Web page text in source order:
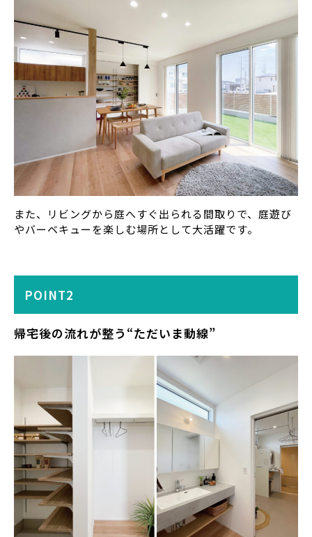
また、リビングから庭へすぐ出られる間取りで、庭遊び
やバーベキューを楽しむ場所として大活躍です。
POINT2
帰宅後の流れが整う“ただいま動線”